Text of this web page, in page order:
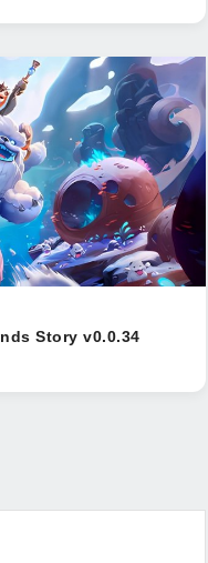
Story v0.0.34